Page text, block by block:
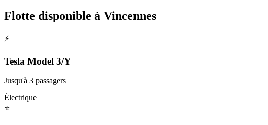
Flotte disponible à Vincennes
⚡
Tesla Model 3/Y
Jusqu'à 3 passagers
Électrique
⭐